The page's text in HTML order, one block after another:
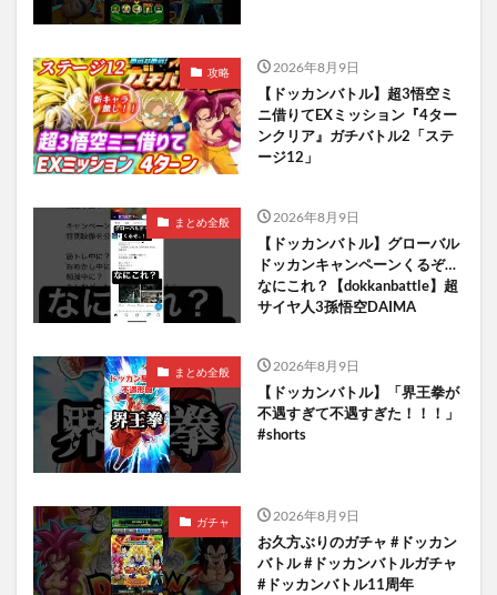
攻略 2026年8月9日
【ドッカンバトル】超3悟空ミ
ニ借りてEXミッション『4ター
ンクリア』ガチバトル2「ステ
ージ12」
まとめ全般 2026年8月9日
【ドッカンバトル】グローバル
ドッカンキャンペーンくるぞ…
なにこれ？【dokkanbattle】超
サイヤ人3孫悟空DAIMA
まとめ全般 2026年8月9日
【ドッカンバトル】「界王拳が
不遇すぎて不遇すぎた！！！」
#shorts
ガチャ 2026年8月9日
お久方ぶりのガチャ #ドッカン
バトル #ドッカンバトルガチャ
#ドッカンバトル11周年